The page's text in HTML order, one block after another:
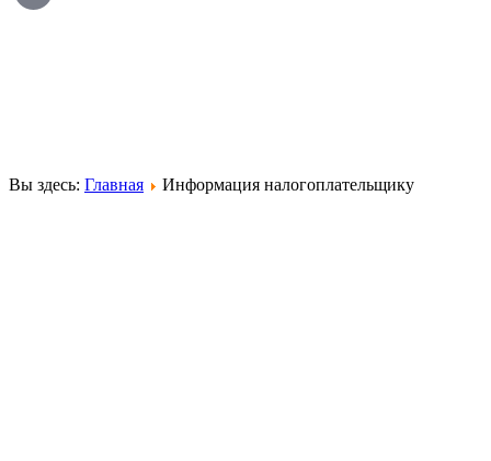
Вы здесь: Главная Информация налогоплательщику